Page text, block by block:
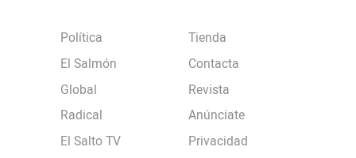
Política
El Salmón
Global
Radical
El Salto TV
Tienda
Contacta
Revista
Anúnciate
Privacidad